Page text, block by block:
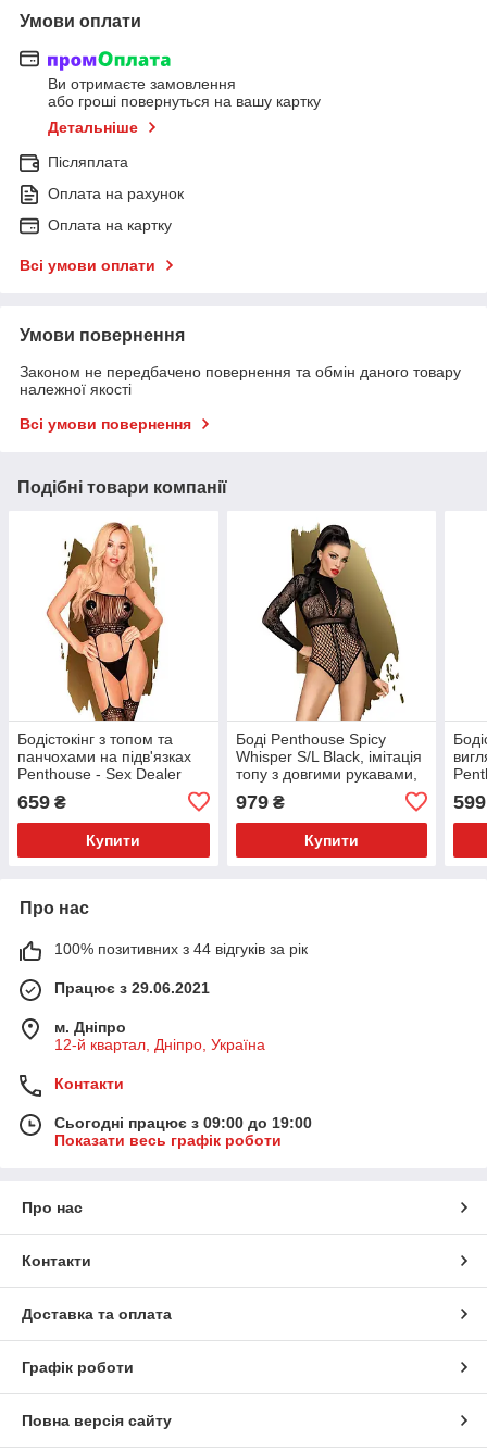
Умови оплати
Ви отримаєте замовлення
або гроші повернуться на вашу картку
Детальніше
Післяплата
Оплата на рахунок
Оплата на картку
Всі умови оплати
Умови повернення
Законом не передбачено повернення та обмін даного товару
належної якості
Всі умови повернення
Подібні товари компанії
Бодістокінг з топом та
панчохами на підв'язках
Penthouse - Sex Dealer
659 ₴
Купити
Боді Penthouse Spicy
Whisper S/L Black, імітація
топу з довгими рукавами,
979₴
Купити
599
Про нас
100% позитивних з 44 відгуків за рік
Працює з 29.06.2021
м. Дніпро
12-й квартал, Дніпро, Україна
Контакти
Сьогодні працює з 09:00 до 19:00
Показати весь графік роботи
Про нас
Контакти
Доставка та оплата
Графік роботи
Повна версія сайту